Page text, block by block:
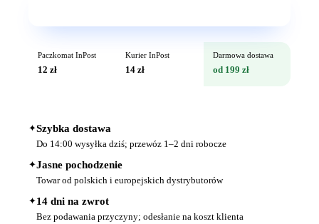
Paczkomat InPost
12 zł
Kurier InPost
14 zł
Darmowa dostawa
od 199 zł
✦Szybka dostawa
Do 14:00 wysyłka dziś; przewóz 1–2 dni robocze
✦Jasne pochodzenie
Towar od polskich i europejskich dystrybutorów
✦14 dni na zwrot
Bez podawania przyczyny; odesłanie na koszt klienta